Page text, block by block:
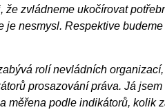
že zvládneme ukočírovat
je nesmysl. Respektive
rolí nevládních
prosazování práva. Já
měřena podle indikátorů, kolik